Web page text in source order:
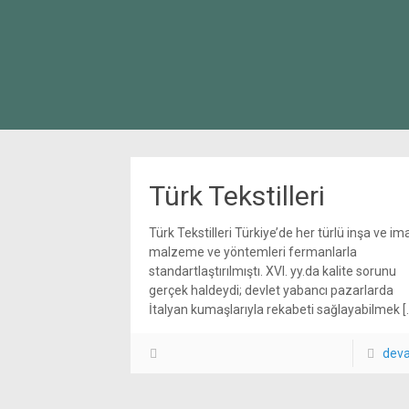
Türk Tekstilleri
Türk Tekstilleri Türkiye’de her türlü inşa ve
malzeme ve yöntemleri fermanlarla
standartlaştırılmıştı. XVI. yy.da kalite sorunu
gerçek haldeydi; devlet yabancı pazarlarda
İtalyan kumaşlarıyla rekabeti sağlayabilmek